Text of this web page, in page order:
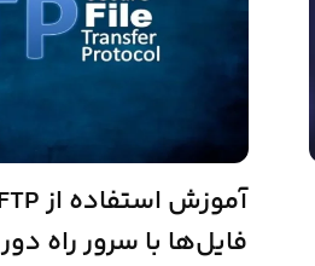
فایل‌ها با سرور راه‌ دور